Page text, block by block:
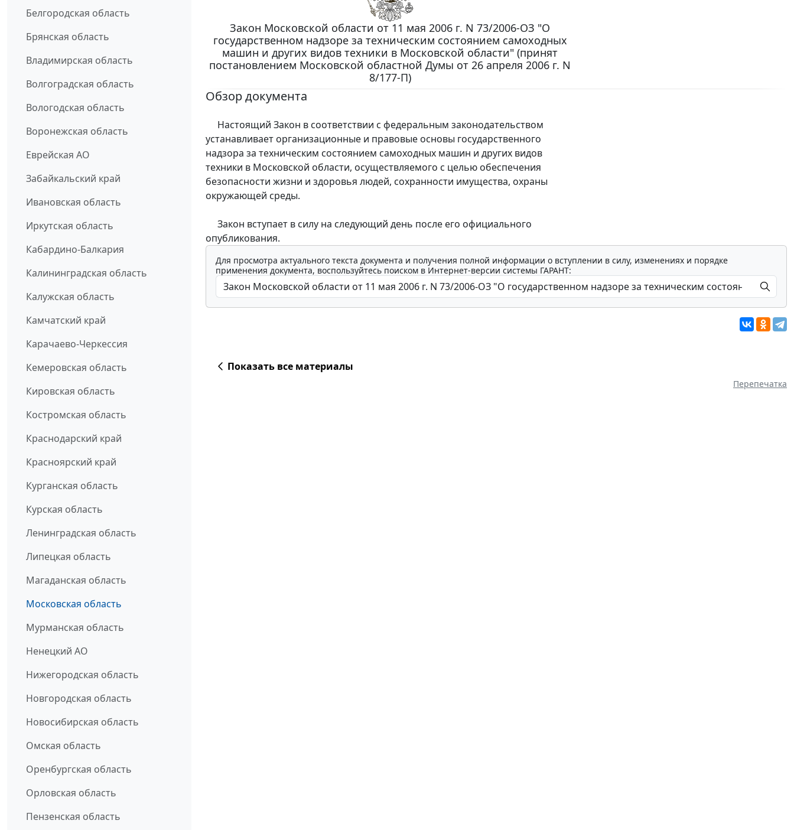
Белгородская область
Брянская область
Владимирская область
Волгоградская область
Вологодская область
Воронежская область
Еврейская АО
Забайкальский край
Ивановская область
Иркутская область
Кабардино-Балкария
Калининградская область
Калужская область
Камчатский край
Карачаево-Черкессия
Кемеровская область
Кировская область
Костромская область
Краснодарский край
Красноярский край
Курганская область
Курская область
Ленинградская область
Липецкая область
Магаданская область
Московская область
Мурманская область
Ненецкий АО
Нижегородская область
Новгородская область
Новосибирская область
Омская область
Оренбургская область
Орловская область
Пензенская область
Закон Московской области от 11 мая 2006 г. N 73/2006-ОЗ "О
государственном надзоре за техническим состоянием самоходных
машин и других видов техники в Московской области" (принят
постановлением Московской областной Думы от 26 апреля 2006 г. N
8/177-П)
Обзор документа
Настоящий Закон в соответствии с федеральным законодательством
устанавливает организационные и правовые основы государственного
надзора за техническим состоянием самоходных машин и других видов
техники в Московской области, осуществляемого с целью обеспечения
безопасности жизни и здоровья людей, сохранности имущества, охраны
окружающей среды.
Закон вступает в силу на следующий день после его официального
опубликования.
Для просмотра актуального текста документа и получения полной информации о вступлении в силу, изменениях и порядке
применения документа, воспользуйтесь поиском в Интернет-версии системы ГАРАНТ:
Показать все материалы
Перепечатка